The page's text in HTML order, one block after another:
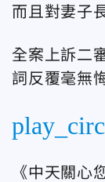
而且對妻子
全案上訴二
詞反覆毫無
《中天關心